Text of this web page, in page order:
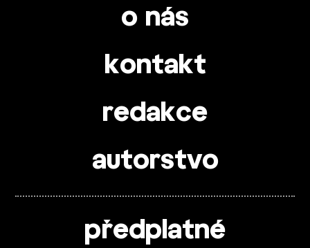
o nás
kontakt
redakce
autorstvo
předplatné